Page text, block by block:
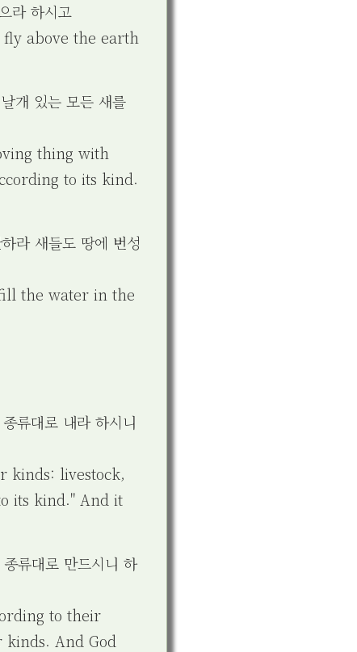
라 하시고
above the earth
개 있는 모든 새를
thing with
to its kind.
라 새들도 땅에 번성
the water in the
류대로 내라 하시니
kinds: livestock,
its kind." And it
류대로 만드시니 하
to their
And God